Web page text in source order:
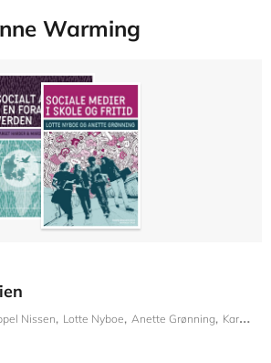
Warming
Nissen Lotte Nyboe Anette Grønning Karen Healy